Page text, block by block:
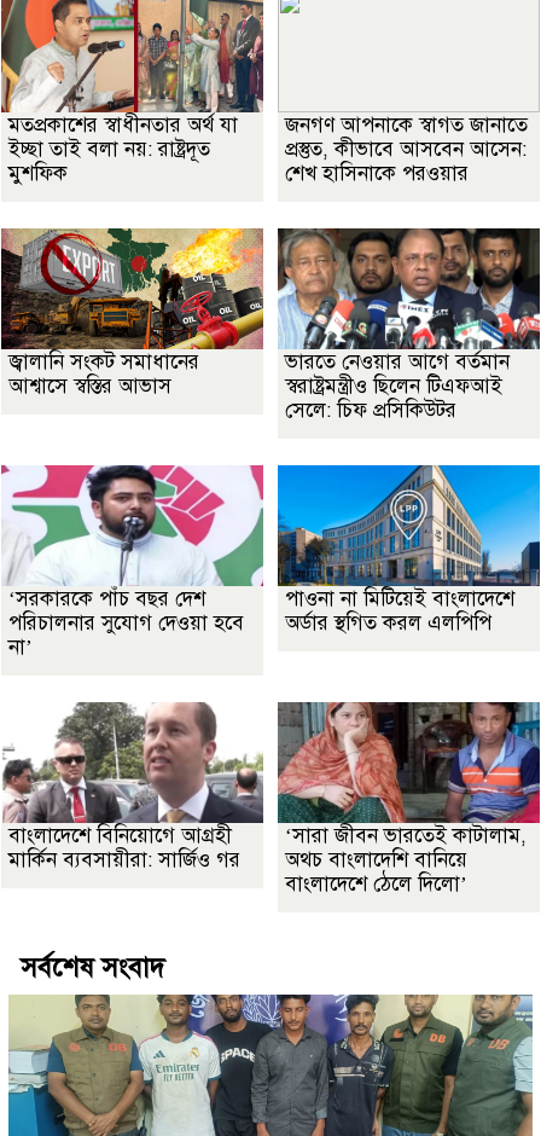
মতপ্রকাশের স্বাধীনতার অর্থ যা
ইচ্ছা তাই বলা নয়: রাষ্ট্রদূত
মুশফিক
জনগণ আপনাকে স্বাগত জানাতে
প্রস্তুত, কীভাবে আসবেন আসেন:
শেখ হাসিনাকে পরওয়ার
জ্বালানি সংকট সমাধানের
আশ্বাসে স্বস্তির আভাস
ভারতে নেওয়ার আগে বর্তমান
স্বরাষ্ট্রমন্ত্রীও ছিলেন টিএফআই
সেলে: চিফ প্রসিকিউটর
‘সরকারকে পাঁচ বছর দেশ
পরিচালনার সুযোগ দেওয়া হবে
না’
পাওনা না মিটিয়েই বাংলাদেশে
অর্ডার স্থগিত করল এলপিপি
বাংলাদেশে বিনিয়োগে আগ্রহী
মার্কিন ব্যবসায়ীরা: সার্জিও গর
‘সারা জীবন ভারতেই কাটালাম,
অথচ বাংলাদেশি বানিয়ে
বাংলাদেশে ঠেলে দিলো’
সর্বশেষ সংবাদ